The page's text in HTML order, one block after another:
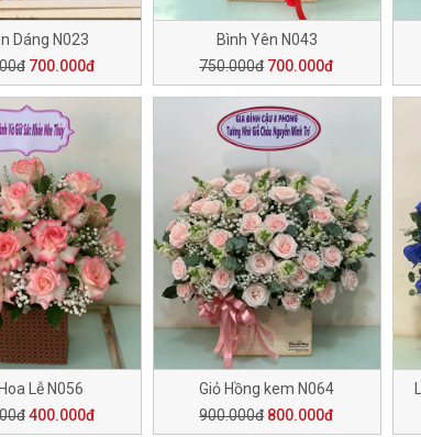
Dáng N023
700.000đ
Bình Yên N043
750.000đ 700.000đ
Lễ N056
400.000đ
Giỏ Hồng kem N064
900.000đ 800.000đ